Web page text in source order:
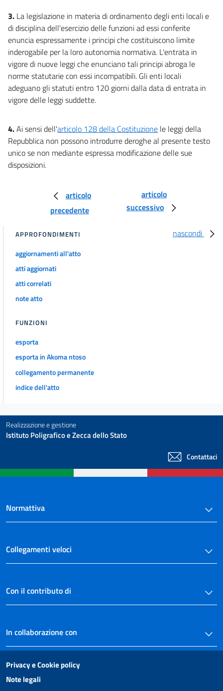
18
CAPO II
Provincia
19
20
21
Aree metropolitane
22
23
24
27
28
29
31
32
33
34
35
Organi di governo del comune e
36
38
39
41
45
46
47
48
3. La legislazione in materia di ordinamento degli enti locali e
di disciplina dell'esercizio delle funzioni ad essi conferite
enuncia espressamente i principi che costituiscono limite
inderogabile per la loro autonomia normativa. L'entrata in
vigore di nuove leggi che enunciano tali principi abroga le
norme statutarie con essi incompatibili. Gli enti locali
adeguano gli statuti entro 120 giorni dalla data di entrata in
vigore delle leggi suddette.
4.Ai sensi dell'articolo 128 della Costituzione le leggi della
Repubblica non possono introdurre deroghe al presente testo
unico se non mediante espressa modificazione delle sue
disposizioni.
articolo
precedente
articolo
successivo
nascondi
APPROFONDIMENTI
aggiornamenti all'atto
atti aggiornati
atti correlati
note atto
FUNZIONI
esporta
esporta in Akoma ntoso
collegamento permanente
indice dell'atto
Realizzazione e gestione
Istituto Poligrafico e Zecca dello Stato
Contattaci
Normattiva
Collegamenti veloci
Con il contributo di
In collaborazione con
Privacy e Cookie policy
Note legali